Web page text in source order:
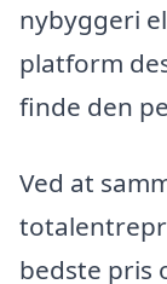
nybyggeri
platform
finde den
Ved at
bedste pris